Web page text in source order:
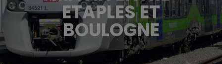
ETAPLES ET
BOULOGNE